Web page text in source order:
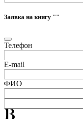
Заявка на книгу ""
Телефон
E-mail
ФИО